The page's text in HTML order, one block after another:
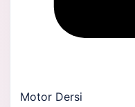
Motor Dersi